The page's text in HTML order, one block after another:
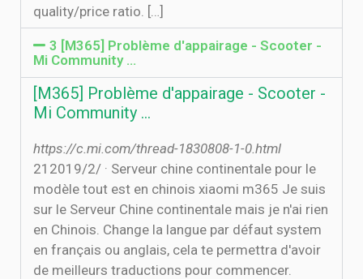
quality/price ratio. […]
3 [M365] Problème d'appairage - Scooter -
Mi Community …
[M365] Problème d'appairage - Scooter -
Mi Community …
https://c.mi.com/thread-1830808-1-0.html
21‏‏/2‏‏/2019 · Serveur chine continentale pour le
modèle tout est en chinois xiaomi m365 Je suis
sur le Serveur Chine continentale mais je n'ai rien
en Chinois. Change la langue par défaut system
en français ou anglais, cela te permettra d'avoir
de meilleurs traductions pour commencer.